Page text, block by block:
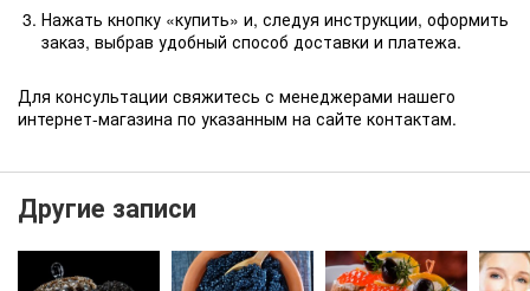
Нажать кнопку «купить» и, следуя инструкции, оформить
заказ, выбрав удобный способ доставки и платежа.
Для консультации свяжитесь с менеджерами нашего
интернет-магазина по указанным на сайте контактам.
Другие записи